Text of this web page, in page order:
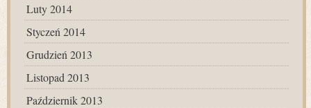
Luty 2014
Styczeń 2014
Grudzień 2013
Listopad 2013
Październik 2013